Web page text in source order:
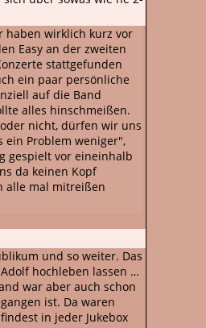
haben wirklich kurz vor
Easy an der zweiten
stattgefunden
ein paar persönliche
auf die Band
alles hinschmeißen.
nicht, dürfen wir uns
ein Problem weniger",
gespielt vor eineinhalb
da keinen Kopf
alle mal mitreißen
und so weiter. Das
hochleben lassen …
war aber auch schon
ist. Da waren
in jeder Jukebox